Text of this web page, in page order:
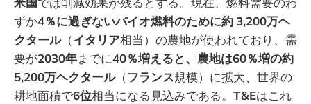
ずか4％に過ぎないバイオ燃料のために約3,200万ヘ
クタール（イタリア相当）の農地が使われており、需
要が2030年までに40％増えると、農地は60％増の約
5,200万ヘクタール（フランス規模）に拡大、世界の
耕地面積で6位相当になる見込みである。 T&Eはこれ